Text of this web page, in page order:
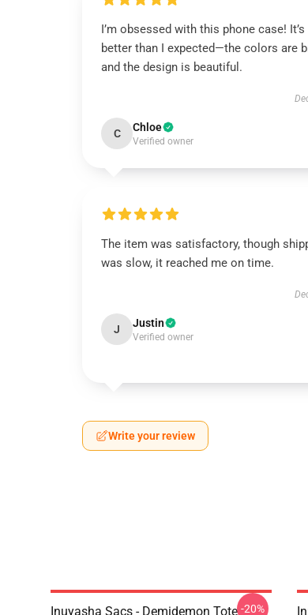
I’m obsessed with this phone case! It’s
better than I expected—the colors are
and the design is beautiful.
C Chloe
Verified owner
The item was satisfactory, though
was slow, it reached me on time.
J Justin
Verified owner
Write your review
Inuyasha Sacs - Demidemon Tote -20%